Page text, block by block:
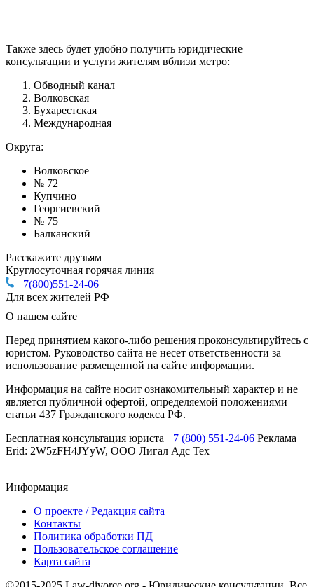
Также здесь будет удобно получить юридические
консультации и услуги жителям вблизи метро:
Обводный канал
Волковская
Бухарестская
Международная
Округа:
Волковское
№ 72
Купчино
Георгиевский
№ 75
Балканский
Расскажите друзьям
Круглосуточная горячая линия
+7(800)551-24-06
Для всех жителей РФ
О нашем сайте
Перед принятием какого-либо решения проконсультируйтесь с
юристом. Руководство сайта не несет ответственности за
использование размещенной на сайте информации.
Информация на сайте носит ознакомительный характер и не
является публичной офертой, определяемой положениями
статьи 437 Гражданского кодекса РФ.
Бесплатная консультация юриста +7 (800) 551-24-06 Реклама
Erid: 2W5zFH4JYyW, ООО Лигал Адс Тех
Информация
О проекте / Редакция сайта
Контакты
Политика обработки ПД
Пользовательское соглашение
Карта сайта